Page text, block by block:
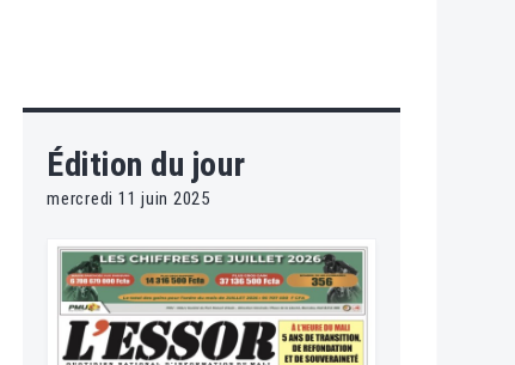
Édition du jour
mercredi 11 juin 2025